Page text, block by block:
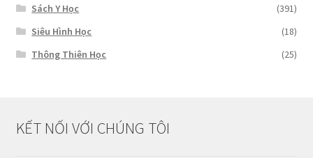
Sách Y Học
(391)
Siêu Hình Học
(18)
Thông Thiên Học
(25)
KẾT NỐI VỚI CHÚNG TÔI